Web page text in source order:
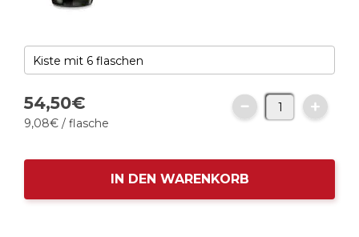
54,50€
9,08€ / flasche
IN DEN WARENKORB